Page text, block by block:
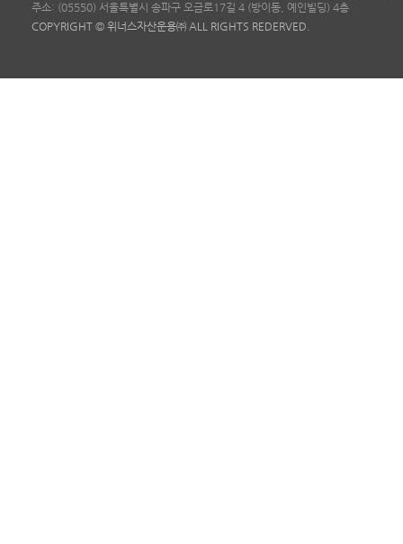
주소: (05550) 서울특별시 송파구 오금로17길 4 (방이동, 예인빌딩) 4층
COPYRIGHT © 위너스자산운용㈜ ALL RIGHTS REDERVED.